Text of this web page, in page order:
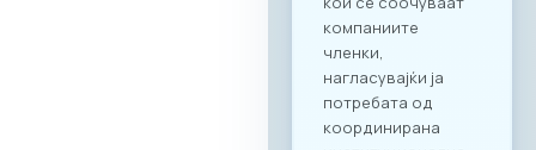
достапна на
следниот линк:
Превземи PDF
Агенда
Регистрација и
Matchmaking